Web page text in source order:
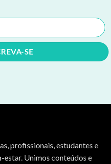
profissionais, estudantes e
Unimos conteúdos e